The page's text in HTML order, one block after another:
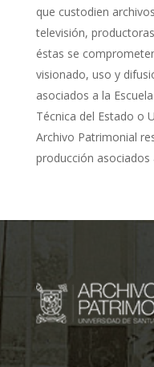
que custodien
televisión,
éstas se
visionado, uso y
asociados a la
Técnica del Estado o
Archivo Patrimonial
producción asociados